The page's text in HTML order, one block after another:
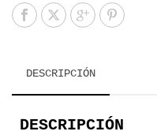
DESCRIPCIÓN
DESCRIPCIÓN